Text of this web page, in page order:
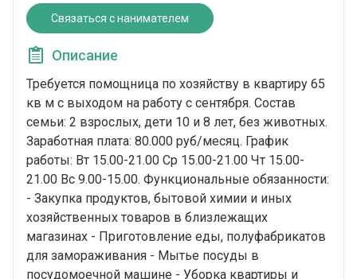
Связаться с нанимателем
Описание
Требуется помощница по хозяйству в квартиру 65
кв м с выходом на работу с сентября. Состав
семьи: 2 взрослых, дети 10 и 8 лет, без животных.
Заработная плата: 80.000 руб/месяц. График
работы: Вт 15.00-21.00 Ср 15.00-21.00 Чт 15.00-
21.00 Вс 9.00-15.00. Функциональные обязанности:
- Закупка продуктов, бытовой химии и иных
хозяйственных товаров в близлежащих
магазинах - Приготовление еды, полуфабрикатов
для замораживания - Мытье посуды в
посудомоечной машине - Уборка квартиры и